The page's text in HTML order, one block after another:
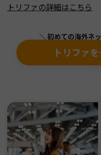
トリファの詳細はこちら
＼ 初めての海外ネ
トリファ